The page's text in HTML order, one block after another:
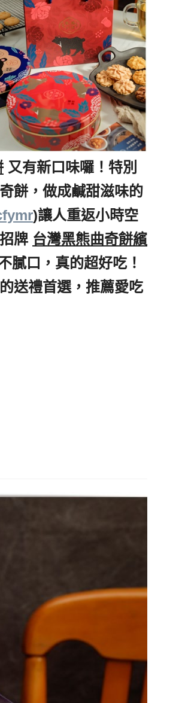
又有新口味囉！特別
餅，做成鹹甜滋味的
)讓人重返小時空
牌 台灣黑熊曲奇餅繽
膩口，真的超好吃！
送禮首選，推薦愛吃